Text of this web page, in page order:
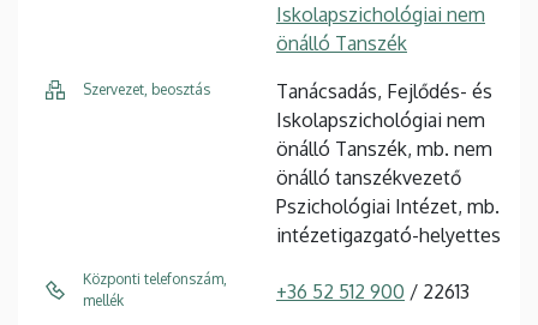
Iskolapszichológiai nem
önálló Tanszék
Szervezet, beosztás
Tanácsadás, Fejlődés- és
Iskolapszichológiai nem
önálló Tanszék, mb. nem
önálló tanszékvezető
Pszichológiai Intézet, mb.
intézetigazgató-helyettes
Központi telefonszám,
mellék
+36 52 512 900 / 22613